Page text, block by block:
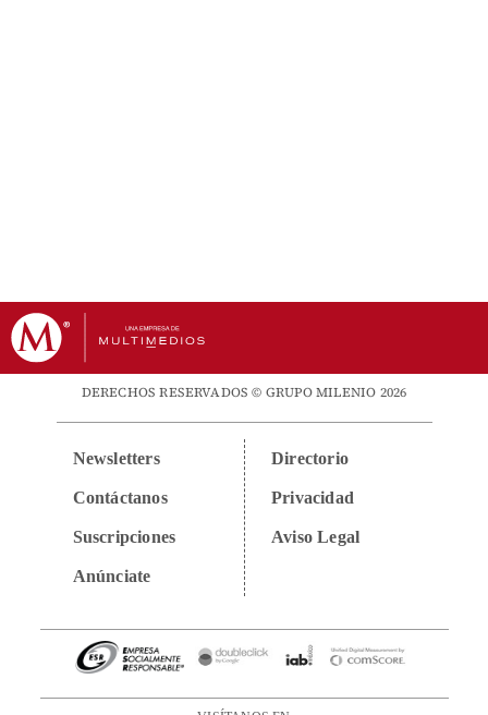
DERECHOS RESERVADOS © GRUPO MILENIO 2026
Newsletters
Contáctanos
Suscripciones
Anúnciate
Directorio
Privacidad
Aviso Legal